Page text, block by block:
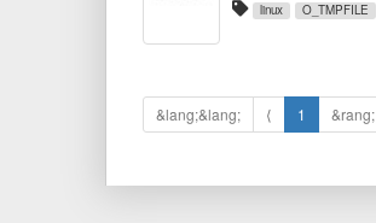
linux O_TMPFILE
&lang;&lang; ⟨ 1 &rang;